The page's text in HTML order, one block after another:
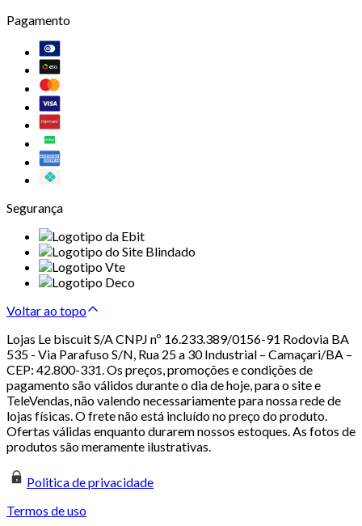
Pagamento
Segurança
Voltar ao topo
Lojas Le biscuit S/A CNPJ nº 16.233.389/0156-91 Rodovia BA
535 - Via Parafuso S/N, Rua 25 a 30 Industrial – Camaçari/BA –
CEP: 42.800-331. Os preços, promoções e condições de
pagamento são válidos durante o dia de hoje, para o site e
TeleVendas, não valendo necessariamente para nossa rede de
lojas físicas. O frete não está incluído no preço do produto.
Ofertas válidas enquanto durarem nossos estoques. As fotos de
produtos são meramente ilustrativas.
Politica de privacidade
Termos de uso